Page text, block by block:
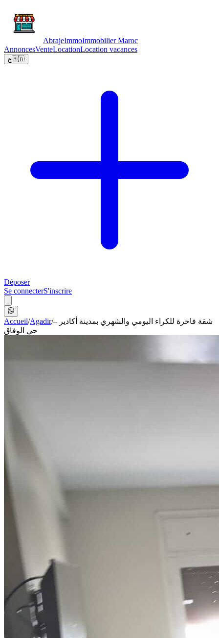
AbrajeImmoImmobilier Maroc
AnnoncesVenteLocationLocation vacances
ع🇲🇦
Déposer
Se connecterS'inscrire
Accueil/Agadir/شقة فاخرة للكراء اليومي والشهري بمدينة أكادير –
حي الوفاق